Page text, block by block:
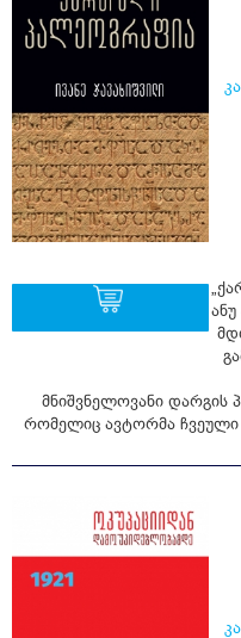
მნიშვნელოვანი დარგის
რომელიც ავტორმა